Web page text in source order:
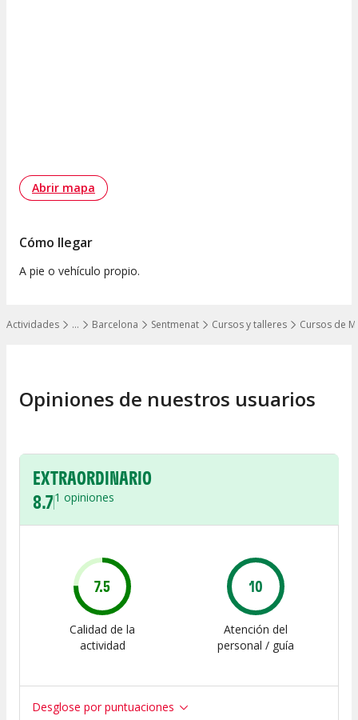
…
Mostrar todos los niveles
Actividades Barcelona Sentmenat Cursos y talleres Cursos de
Abrir mapa
Cómo llegar
A pie o vehículo propio.
Opiniones de nuestros usuarios
EXTRAORDINARIO
8.71 opiniones
7.5
Calidad de la
actividad
10
Atención del
personal / guía
Desglose por puntuaciones